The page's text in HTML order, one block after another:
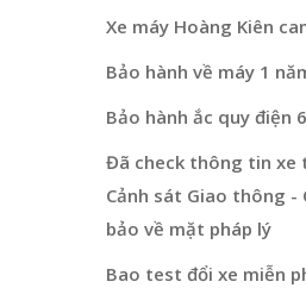
Xe máy Hoàng Kiên
Bảo hành về máy 1
Bảo hành ắc quy điện
Đã check thông tin xe
Cảnh sát Giao thông -
bảo về mặt pháp lý
Bao test đổi xe miễn